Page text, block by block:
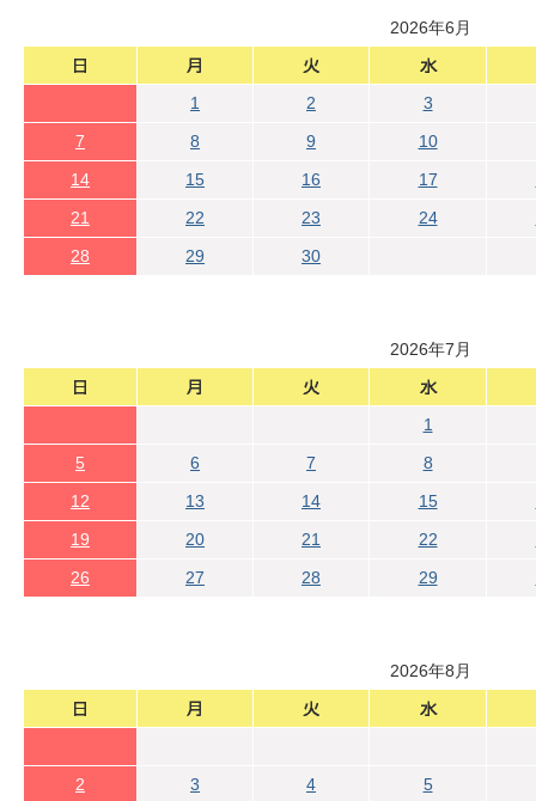
2026年6月
1 2
3
7
8 9
10
14
15 16 17
21
22 23 24
28
29 30
2026年7月
1
5
6 7
8
12
13 14 15
19
20 21 22
26
27 28 29
2026年8月
2 3 4
5